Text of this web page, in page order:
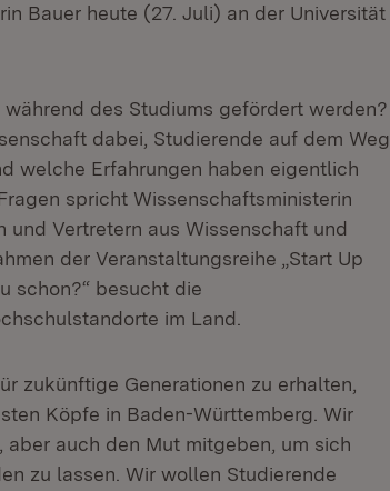
Bauer heute (27. Juli) an der Universität
des Studiums gefördert werden?
dabei, Studierende auf dem Weg
welche Erfahrungen haben eigentlich
spricht Wissenschaftsministerin
und Vertretern aus Wissenschaft und
der Veranstaltungsreihe „Start Up
schon?“ besucht die
im Land.
zukünftige Generationen zu erhalten,
Köpfe in Baden-Württemberg. Wir
auch den Mut mitgeben, um sich
zu lassen. Wir wollen Studierende